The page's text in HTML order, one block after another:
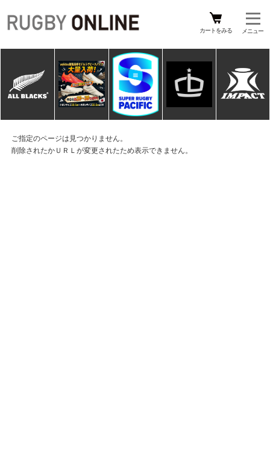
カートをみる
ご指定のページは見つかりません。
削除されたかＵＲＬが変更されたため表示できません。